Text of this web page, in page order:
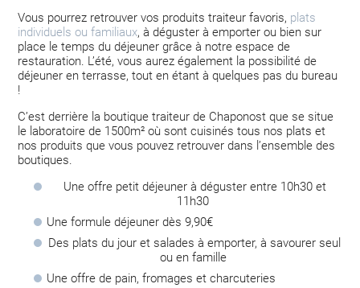
Vous pourrez retrouver vos produits traiteur favoris, plats
individuels ou familiaux, à déguster à emporter ou bien sur
place le temps du déjeuner grâce à notre espace de
restauration. L’été, vous aurez également la possibilité de
déjeuner en terrasse, tout en étant à quelques pas du bureau
!
C’est derrière la boutique traiteur de Chaponost que se situe
le laboratoire de 1500m² où sont cuisinés tous nos plats et
nos produits que vous pouvez retrouver dans l’ensemble des
boutiques.
Une offre petit déjeuner à déguster entre 10h30 et
11h30
Une formule déjeuner dès 9,90€
Des plats du jour et salades à emporter, à savourer seul
ou en famille
Une offre de pain, fromages et charcuteries